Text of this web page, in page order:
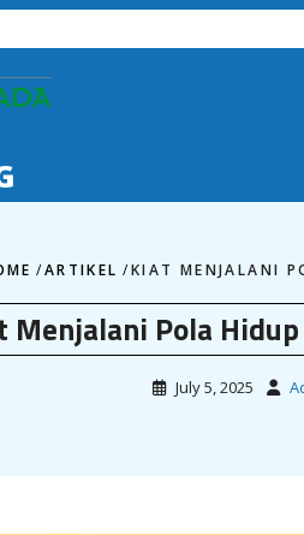
/ARTIKEL /KIAT MENJALANI
Menjalani Pola
July 5, 2025